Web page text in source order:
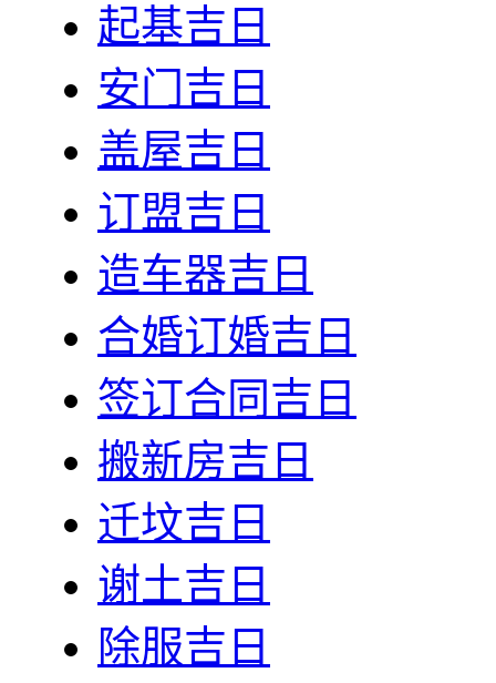
起基吉日
安门吉日
盖屋吉日
订盟吉日
造车器吉日
合婚订婚吉日
签订合同吉日
搬新房吉日
迁坟吉日
谢土吉日
除服吉日